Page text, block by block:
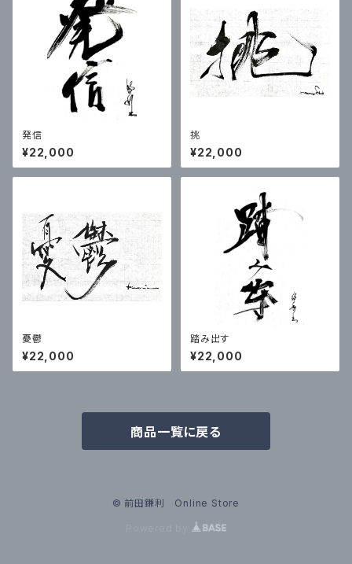
発信
¥22,000
挑
¥22,000
憂鬱
¥22,000
踏み出す
¥22,000
商品一覧に戻る
© 前田鎌利 Online Store